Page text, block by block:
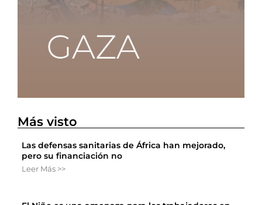
Más visto
Las defensas sanitarias de África han mejorado,
pero su financiación no
Leer Más >>